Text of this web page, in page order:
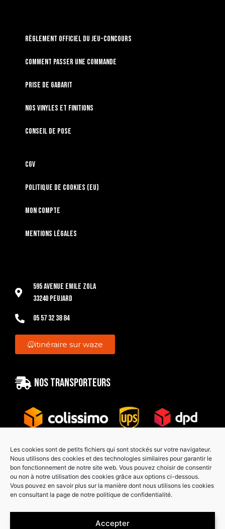
Les cookies sont de petits fichiers qui sont stockés sur votre navigateur.
Nous utilisons des cookies et des technologies similaires pour garantir le
bon fonctionnement de notre site web. Vous pouvez choisir de consentir
ou non à notre utilisation des cookies grâce aux options ci-dessous.
Vous pouvez en savoir plus sur la manière dont nous utilisons les cookies
en consultant la page de notre politique de confidentialité.
Accepter
RÈGLEMENT OFFICIEL DU JEU-CONCOURS
Comment passer une commande
Prise de gabarit
Nos vinyles et finitions
Conseil de pose
CGV
Politique de cookies (EU)
Mon compte
Mentions légales
595 Avenue Emile Zola
33240 Peujard
05 57 32 38 84
itinéraire sur waze
Nos transporteurs
Paiement sécurisé